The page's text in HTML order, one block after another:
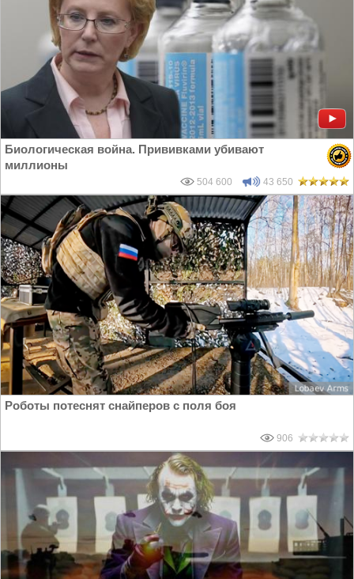
Биологическая война. Прививками убивают
миллионы
504 600 43 650
Роботы потеснят снайперов с поля боя
906